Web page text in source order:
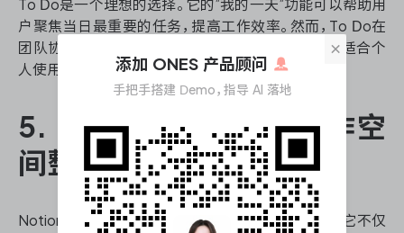
To Do是一个理想的选择。它的”我的一天”功能可以帮助用
户聚焦当日最重要的任务，提高工作效率。然而，To Do在
团队协作和复杂项目管理方面的功能相对有限，更适合个
人使用或小型团队的简单任务管理。
5. Notion：多功能的工作空
间整合工具
Notion作为一款全能型的效能工作任务管理软件，它不仅
×
添加 ONES 产品顾问
手把手搭建 Demo，指导 AI 落地